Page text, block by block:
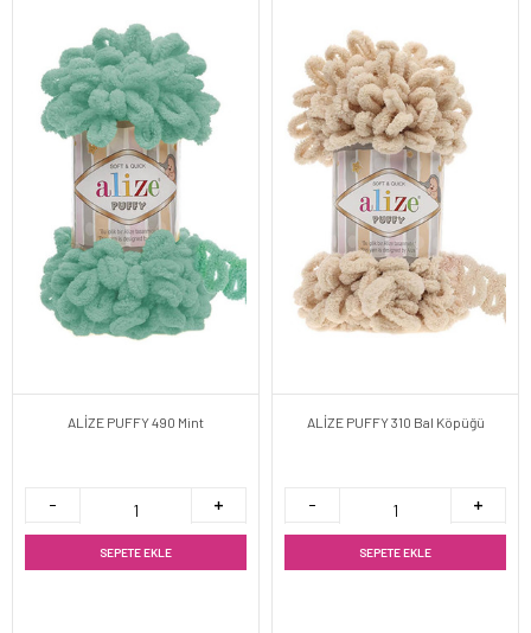
ALİZE PUFFY 490 Mint
SEPETE EKLE
ALİZE PUFFY 310 Bal Köpüğü
SEPETE EKLE